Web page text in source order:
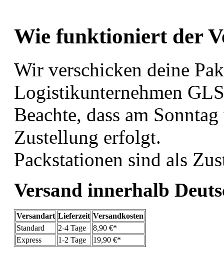
Wie funktioniert der
Wir verschicken deine
Logistikunternehmen
Beachte, dass am
Zustellung erfolgt.
Packstationen sind als
Versand innerhalb
Versandart Lieferzeit Versandkosten
Standard
2-4 Tage
8,90 €*
Express
1-2 Tage 19,90 €*